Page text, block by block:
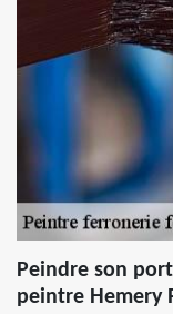
Peindre son
peintre Hemery